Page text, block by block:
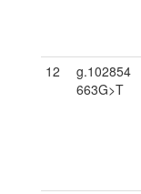
12
g.102854
663G>T